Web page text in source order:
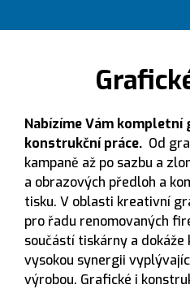
Nabízíme Vám kompletní
konstrukční práce. Od
kampaně až po sazbu a
a obrazových předloh a
tisku. V oblasti kreativní
pro řadu renomovaných
součástí tiskárny a
vysokou synergii
výrobou. Grafické i